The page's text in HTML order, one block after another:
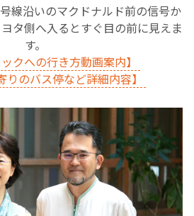
線沿いのマクドナルド前の信号か
タ側へ入るとすぐ目の前に見えま
す。
クへの行き方動画案内】
りのバス停など詳細内容】